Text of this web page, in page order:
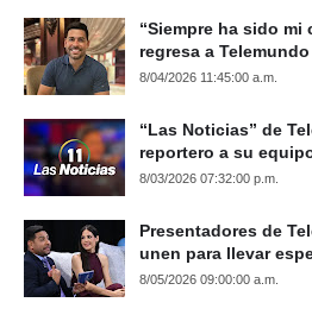
“Siempre ha sido mi
regresa a
8/04/2026 11:45:00 a.m.
“Las Noticias” de
reportero a su
8/03/2026 07:32:00 p.m.
Presentadores de
unen para llevar
8/05/2026 09:00:00 a.m.